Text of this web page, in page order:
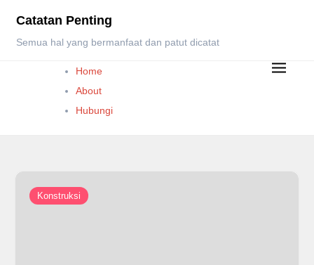
content
Catatan Penting
Semua hal yang bermanfaat dan patut dicatat
Home
About
Hubungi
Konstruksi